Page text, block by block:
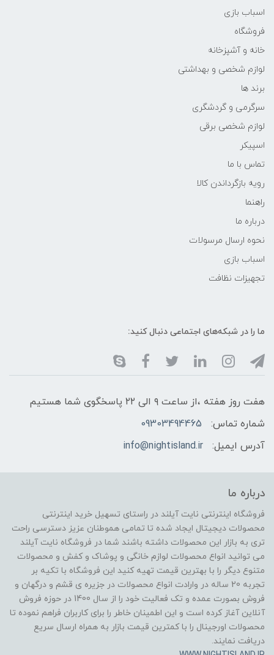
اسباب بازی
فروشگاه
خانه و آشپزخانه
لوازم شخصی و بهداشتی
برند ها
سرگرمی و گردشگری
لوازم شخصی برقی
اسپیکر
تماس با ما
رویه بازگرداندن کالا
راهنما
درباره ما
نحوه ارسال مرسولات
اسباب بازی
تجهیزات نظافت
ما را در شبکه‌های اجتماعی دنبال کنید:
هفت روز هفته ،از ساعت ۹ الی ۲۲ پاسخگوی شما هستیم
شماره تماس:
09303494465
آدرس ایمیل:
info@nightisland.ir
درباره ما
فروشگاه اینترنتی نایت آیلند در راستای تسهیل خرید اینترنتی
محصولات دیجیتال ایجاد شده تا تمامی هموطنان عزیز دسترسی راحت
تری به بازار این محصولات داشته باشند شما در فروشگاه نایت آیلند
می توانید انواع محصولات لوازم خانگی و پوشاک و کفش و محصولات
متنوع دیگر را با بهترین قیمت تهیه کنید این فروشگاه با تکیه بر
تجربه 20 ساله در وارادت انواع محصولات در جزیره ی قشم و درگهان و
فروش بصورت عمده و تک فعالیت خود را از سال 1400 در حوزه فروش
آنلاین آغاز کرده است و این اطمینان خاطر را برای کاربران فراهم نموده تا
محصولات اورجینال را با کمترین قیمت بازار به همراه ارسال سریع
دریافت نمایند.